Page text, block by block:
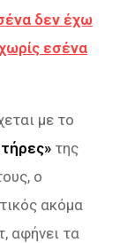
δεν έχω
εσένα
με το
της
ο
ακόμα
αφήνει τα